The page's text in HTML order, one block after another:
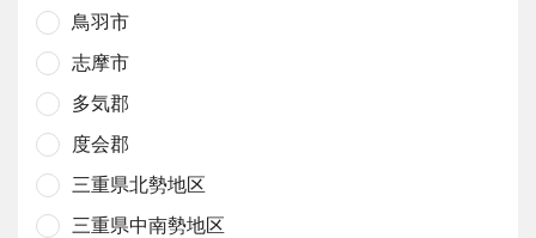
鳥羽市
志摩市
多気郡
度会郡
三重県北勢地区
三重県中南勢地区